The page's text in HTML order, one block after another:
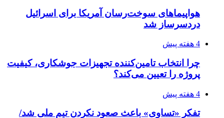
مدیرعامل برق تهران: کاهش ۱۰ درصدی مصرف
برق، ضامن پایداری شبکه است
راه اندازی مرغداری؛ محاسبه هزینه، درآمد و سود با
طرح توجیهی
۱۴۲۰؛ راه ارتباطی بیمه شدگان تأمین‌اجتماعی